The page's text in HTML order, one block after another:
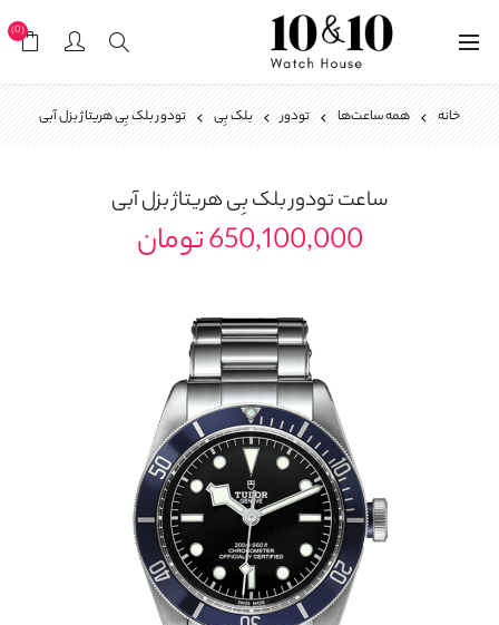
(0)
خانه همه ساعت‌ها تودور بلک بِی تودور بلک بِی هریتاژ بزل آبی
ساعتتودور بلک بِی هریتاژ بزل آبی
650,100,000 تومان